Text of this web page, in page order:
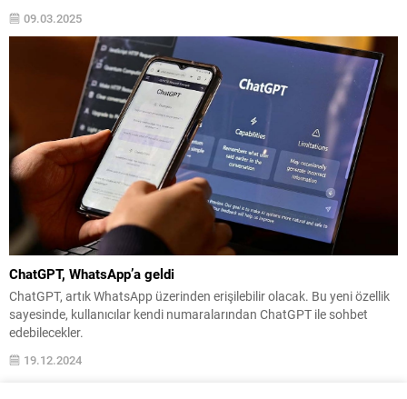
09.03.2025
ChatGPT, WhatsApp’a geldi
ChatGPT, artık WhatsApp üzerinden erişilebilir olacak. Bu yeni özellik
sayesinde, kullanıcılar kendi numaralarından ChatGPT ile sohbet
edebilecekler.
19.12.2024